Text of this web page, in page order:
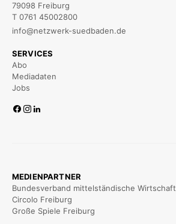
79098 Freiburg
T 0761 45002800
info@netzwerk-suedbaden.de
SERVICES
Abo
Mediadaten
Jobs
MEDIENPARTNER
Bundesverband mittelständische Wirtschaft
Circolo Freiburg
Große Spiele Freiburg